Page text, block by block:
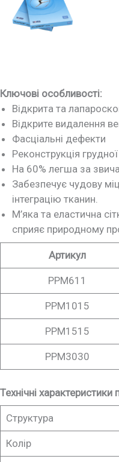
Ключові особливості:
Відкрита та
Відкрите видалення
Фасціальні дефекти
Реконструкція грудної
На 60% легша за
Забезпечує чудову
інтеграцію тканин.
М’яка та еластична
сприяє природному
Артикул
PPM611
PPM1015
PPM1515
PPM3030
Технічні характеристики
Структура
Колір